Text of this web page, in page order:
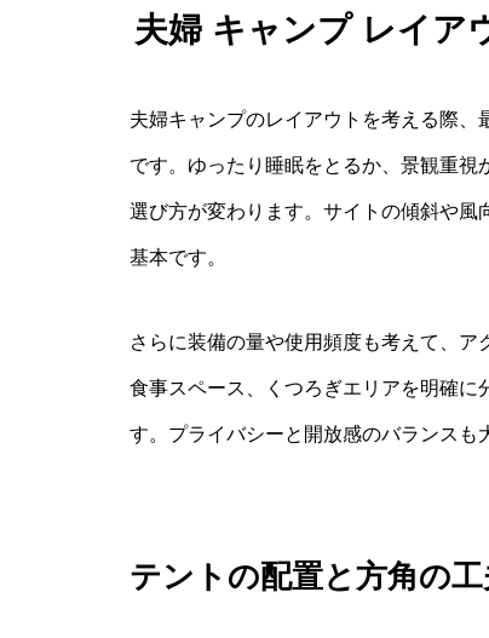
夫婦 キャンプ レイア
夫婦キャンプのレイアウトを考える際、
です。ゆったり睡眠をとるか、景観重
選び方が変わります。サイトの傾斜や
基本です。
さらに装備の量や使用頻度も考えて、ア
食事スペース、くつろぎエリアを明確に
す。プライバシーと開放感のバランスも
テントの配置と方角の工